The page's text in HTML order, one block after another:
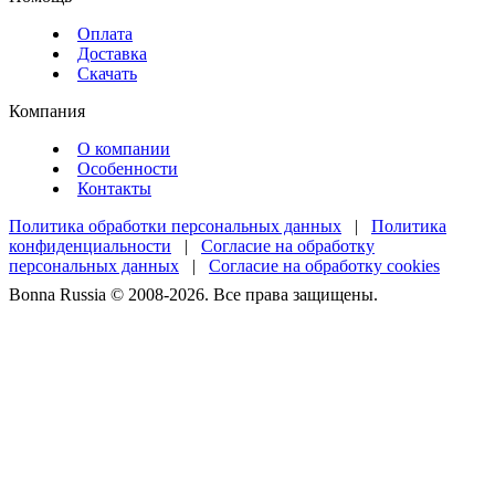
Оплата
Доставка
Скачать
Компания
О компании
Особенности
Контакты
Политика обработки персональных данных | Политика
конфиденциальности | Согласие на обработку
персональных данных | Согласие на обработку cookies
Bonna Russia © 2008-2026. Все права защищены.